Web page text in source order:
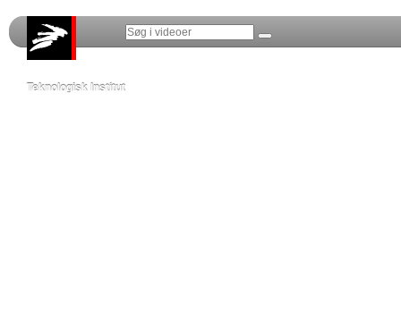
Teknologisk Institut